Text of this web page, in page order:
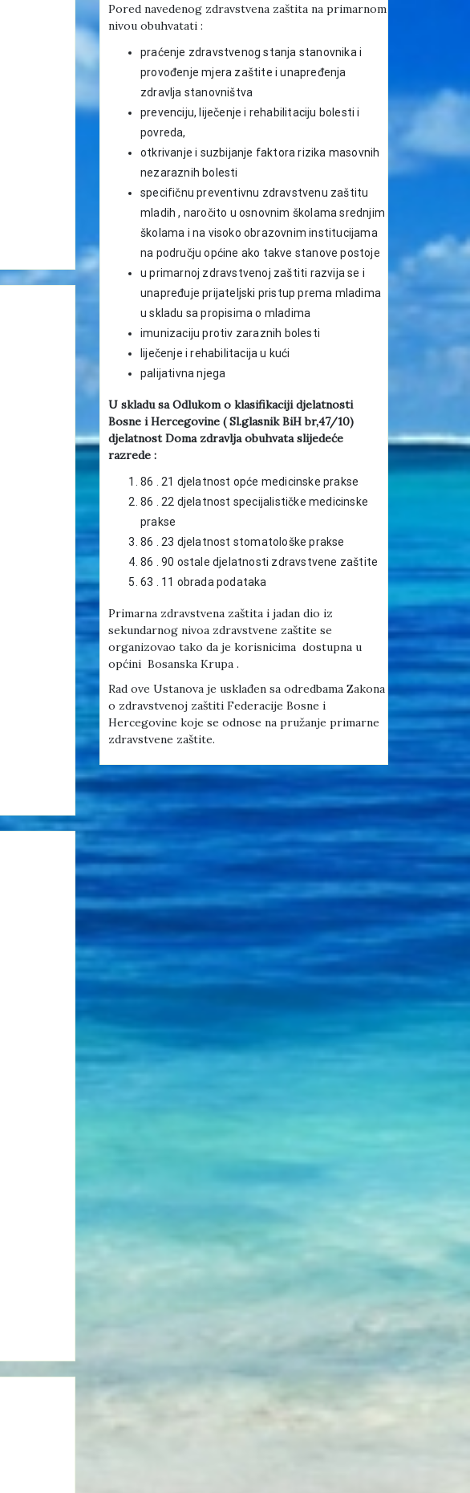
Pored navedenog zdravstvena zaštita na primarnom
nivou obuhvatati :
praćenje zdravstvenog stanja stanovnika i
provođenje mjera zaštite i unapređenja
zdravlja stanovništva
prevenciju, liječenje i rehabilitaciju bolesti i
povreda,
otkrivanje i suzbijanje faktora rizika masovnih
nezaraznih bolesti
specifičnu preventivnu zdravstvenu zaštitu
mladih , naročito u osnovnim školama srednjim
školama i na visoko obrazovnim institucijama
na području općine ako takve stanove postoje
u primarnoj zdravstvenoj zaštiti razvija se i
unapređuje prijateljski pristup prema mladima
u skladu sa propisima o mladima
imunizaciju protiv zaraznih bolesti
liječenje i rehabilitacija u kući
palijativna njega
U skladu sa Odlukom o klasifikaciji djelatnosti
Bosne i Hercegovine ( Sl.glasnik BiH br,47/10)
djelatnost Doma zdravlja obuhvata slijedeće
razrede :
86 . 21 djelatnost opće medicinske prakse
86 . 22 djelatnost specijalističke medicinske
prakse
86 . 23 djelatnost stomatološke prakse
86 . 90 ostale djelatnosti zdravstvene zaštite
63 . 11 obrada podataka
Primarna zdravstvena zaštita i jadan dio iz
sekundarnog nivoa zdravstvene zaštite se
organizovao tako da je korisnicima dostupna u
općini Bosanska Krupa .
Rad ove Ustanova je usklađen sa odredbama Zakona
o zdravstvenoj zaštiti Federacije Bosne i
Hercegovine koje se odnose na pružanje primarne
zdravstvene zaštite.